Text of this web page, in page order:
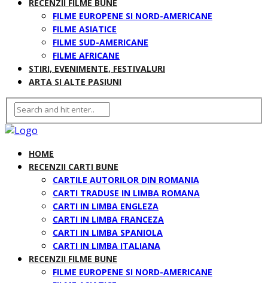
RECENZII FILME BUNE
FILME EUROPENE SI NORD-AMERICANE
FILME ASIATICE
FILME SUD-AMERICANE
FILME AFRICANE
STIRI, EVENIMENTE, FESTIVALURI
ARTA SI ALTE PASIUNI
HOME
RECENZII CARTI BUNE
CARTILE AUTORILOR DIN ROMANIA
CARTI TRADUSE IN LIMBA ROMANA
CARTI IN LIMBA ENGLEZA
CARTI IN LIMBA FRANCEZA
CARTI IN LIMBA SPANIOLA
CARTI IN LIMBA ITALIANA
RECENZII FILME BUNE
FILME EUROPENE SI NORD-AMERICANE